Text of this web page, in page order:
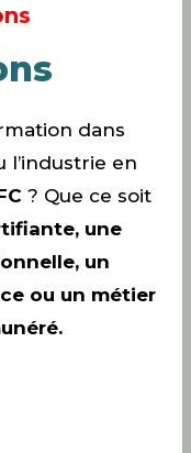
dans
l’industrie en
? Que ce soit
une
un
ou un métier